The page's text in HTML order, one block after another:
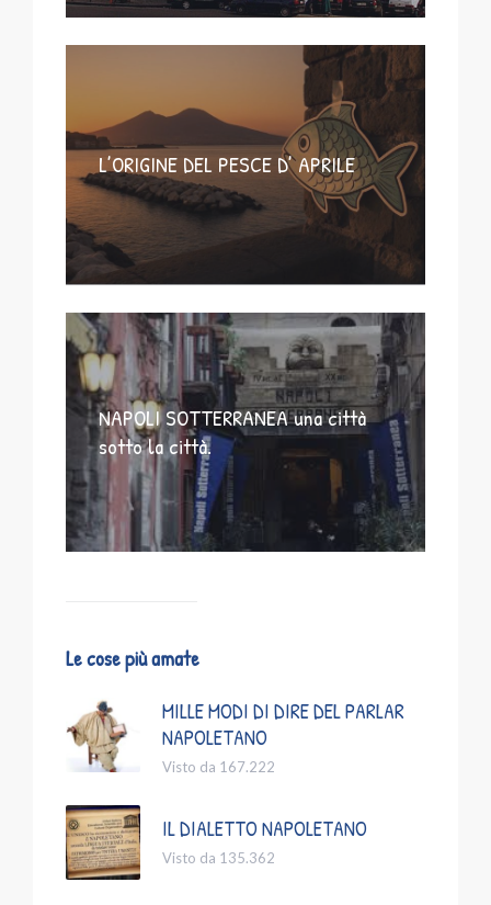
L’ORIGINE DEL PESCE D’ APRILE
NAPOLI SOTTERRANEA una città
sotto la città.
Le cose più amate
MILLE MODI DI DIRE DEL PARLAR
NAPOLETANO
Visto da 167.222
IL DIALETTO NAPOLETANO
Visto da 135.362